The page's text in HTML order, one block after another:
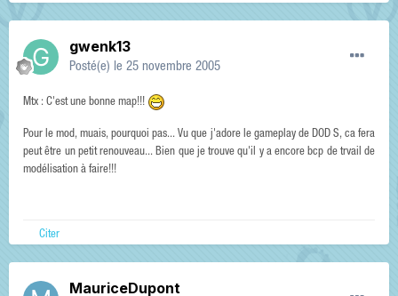
gwenk13
Posté(e) le 25 novembre 2005
Mtx : C'est une bonne map!!!
Pour le mod, muais, pourquoi pas... Vu que j'adore le gameplay de DOD S, ca fera
peut être un petit renouveau... Bien que je trouve qu'il y a encore bcp de trvail de
modélisation à faire!!!
Citer
MauriceDupont